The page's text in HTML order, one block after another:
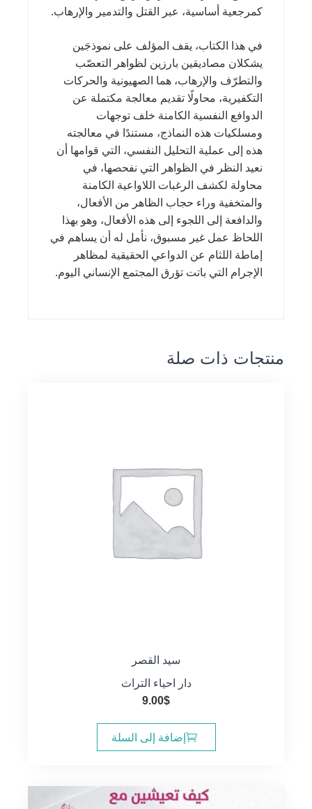
كمرجعية أساسية، عبر القتل والتدمير والإرهاب.
في هذا الكتاب، يقف المؤلف على نموذجَين
يشكلان مصاديقين بارزين لظواهر التعصّب
والتطرّف والإرهاب، هما الصهيونية والحركات
التكفيرية، محاولًا تقديم معالجة مكتملة عن
الدوافع النفسية الكامنة خلف توجهات
ومسلكيات هذه النماذج، مستندًا في معالجته
هذه إلى عملية التحليل النفسي، التي قوامها أن
نعيد النظر في الظواهر التي نفحصها، في
محاولة لكشف الرغبات اللاواعية الكامنة
والمتخفية وراء حجاب الظاهر من الأفعال،
والدافعة إلى اللجوء إلى هذه الأفعال، وهو بهذا
اللحاظ عمل غير مسبوق، نأمل له أن يساهم في
إماطة اللثام عن الدواعي الحقيقية لمظاهر
الإجرام التي باتت تؤرق المجتمع الإنساني اليوم.
منتجات ذات صلة
سيد القصر
دار احياء التراث
9.00$
إضافة إلى السلة